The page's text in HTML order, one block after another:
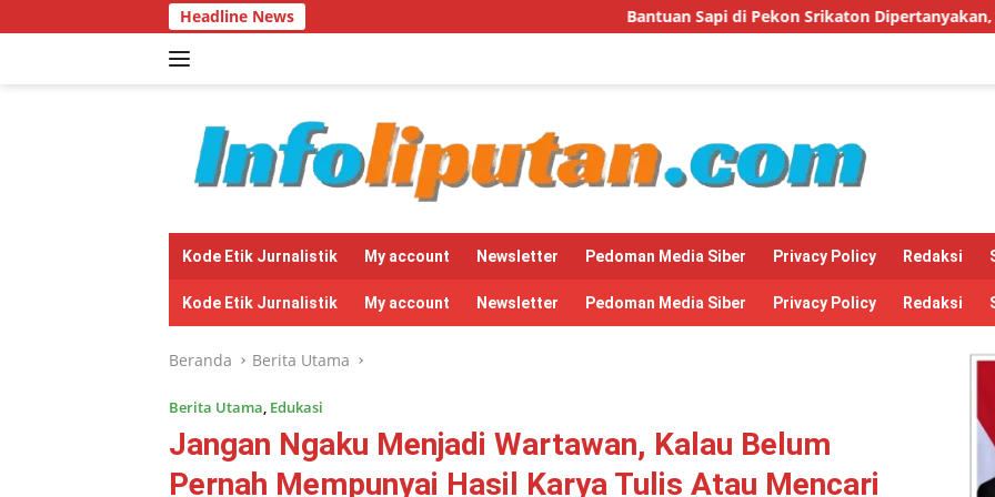
ke
Headline News Bantuan Sapi di Pekon Srikaton Dipertanyakan, Diduga Digelapkan
Kode Etik Jurnalistik My account Newsletter Pedoman Media Siber Privacy Policy Redaksi
Kode Etik Jurnalistik My account Newsletter Pedoman Media Siber Privacy Policy Redaksi
Beranda Berita Utama
Berita Utama, Edukasi
Jangan Ngaku Menjadi Wartawan, Kalau Belum
Pernah Mempunyai Hasil Karya Tulis Atau Mencari